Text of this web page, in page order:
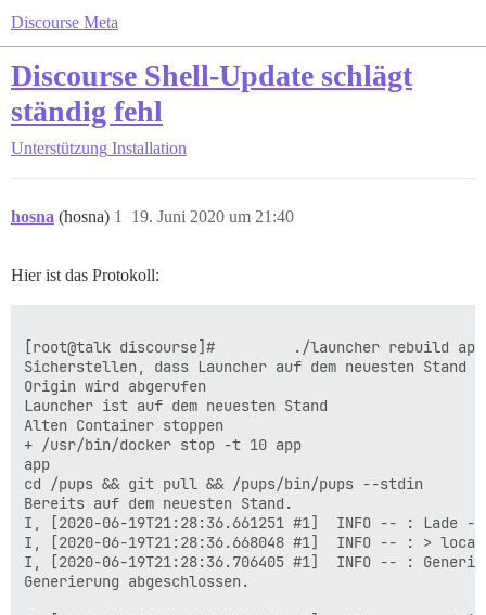
Discourse Meta
Discourse Shell-Update schlägt
ständig fehl
Unterstützung Installation
hosna (hosna) 19. Juni 2020 um 21:40
1
Hier ist das Protokoll: